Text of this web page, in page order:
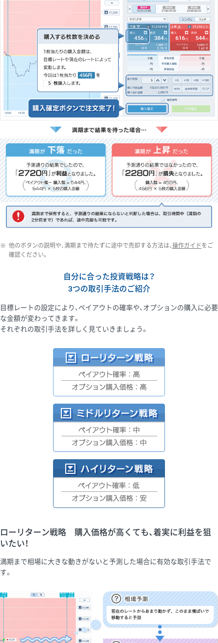
※ 他のボタンの説明や、満期まで待たずに途中で売却する方法は、操作ガイド をご
確認ください。
自分に合った投資戦略は？
3つの取引手法のご紹介
目標レートの設定により、ペイアウトの確率や、オプションの購入に必要
な金額が変わってきます。
それぞれの取引手法を詳しく見ていきましょう。
ローリターン戦略 購入価格が高くても、着実に利益を狙
いたい！
満期まで相場に大きな動きがないと予測した場合に有効な取引手法で
す。